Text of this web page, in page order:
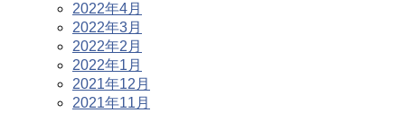
2022年4月
2022年3月
2022年2月
2022年1月
2021年12月
2021年11月